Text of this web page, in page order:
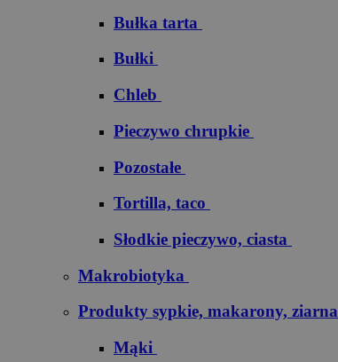
Bułka tarta
Bułki
Chleb
Pieczywo chrupkie
Pozostałe
Tortilla, taco
Słodkie pieczywo, ciasta
Makrobiotyka
Produkty sypkie, makarony, ziarna
Mąki